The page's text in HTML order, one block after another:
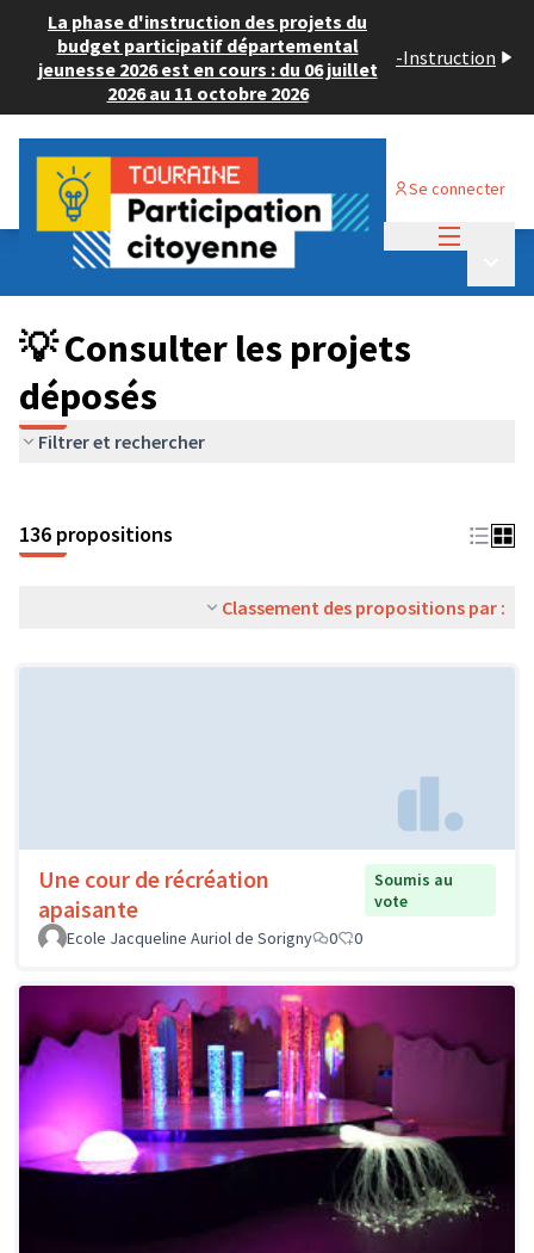
La phase d'instruction des projets du
budget participatif départemental
jeunesse 2026 est en cours : du 06 juillet
2026 au 11 octobre 2026
-Instruction
Se connecter
Budget Participatif JEUNESSE 2024
💡 Consulter les projets déposés
💡 Consulter les projets
déposés
Filtrer et rechercher
136 propositions
Classement des propositions par :
Une cour de récréation
apaisante
Soumis au
vote
Ecole Jacqueline Auriol de Sorigny
0 0